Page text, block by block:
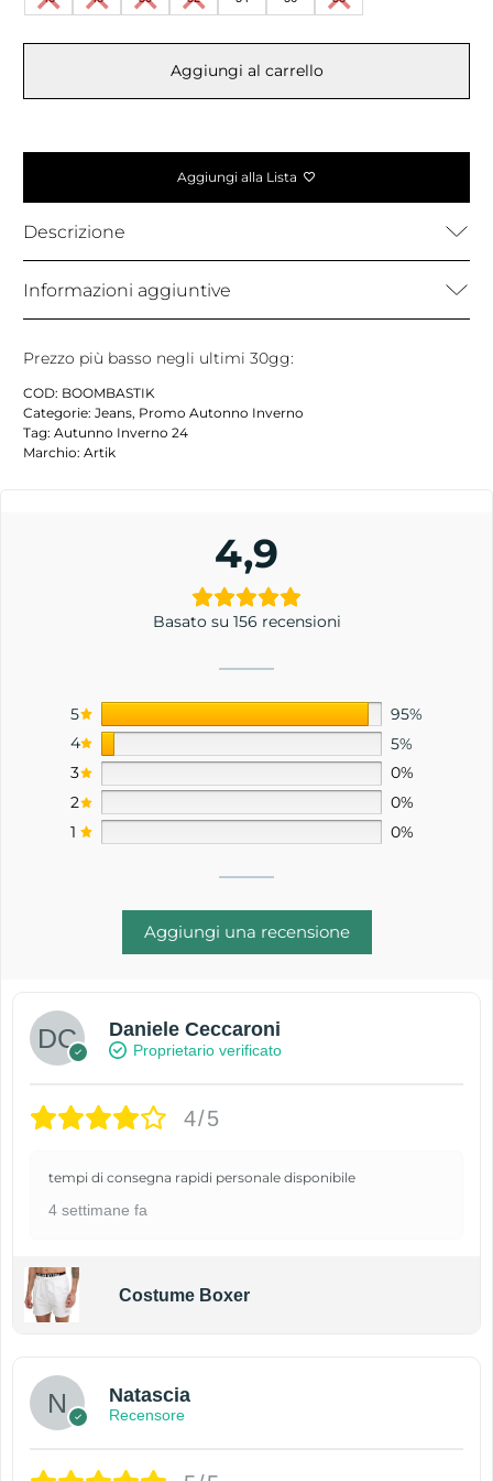
Aggiungi al carrello
Aggiungi alla Lista
Descrizione
Informazioni aggiuntive
Prezzo più basso negli ultimi 30gg:
COD: BOOMBASTIK
Categorie: Jeans, Promo Autonno Inverno
Tag: Autunno Inverno 24
Marchio: Artik
4,9
Basato su 156 recensioni
5
95%
4
5%
3
0%
2
0%
1
0%
Aggiungi una recensione
Daniele Ceccaroni
Proprietario verificato
4/5
tempi di consegna rapidi personale disponibile
4 settimane fa
Costume Boxer
Natascia
Recensore